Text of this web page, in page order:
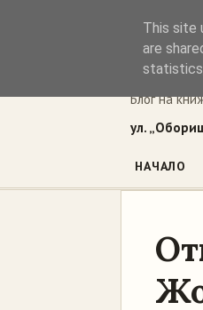
Блог на
ул.
НАЧАЛО
This site
are